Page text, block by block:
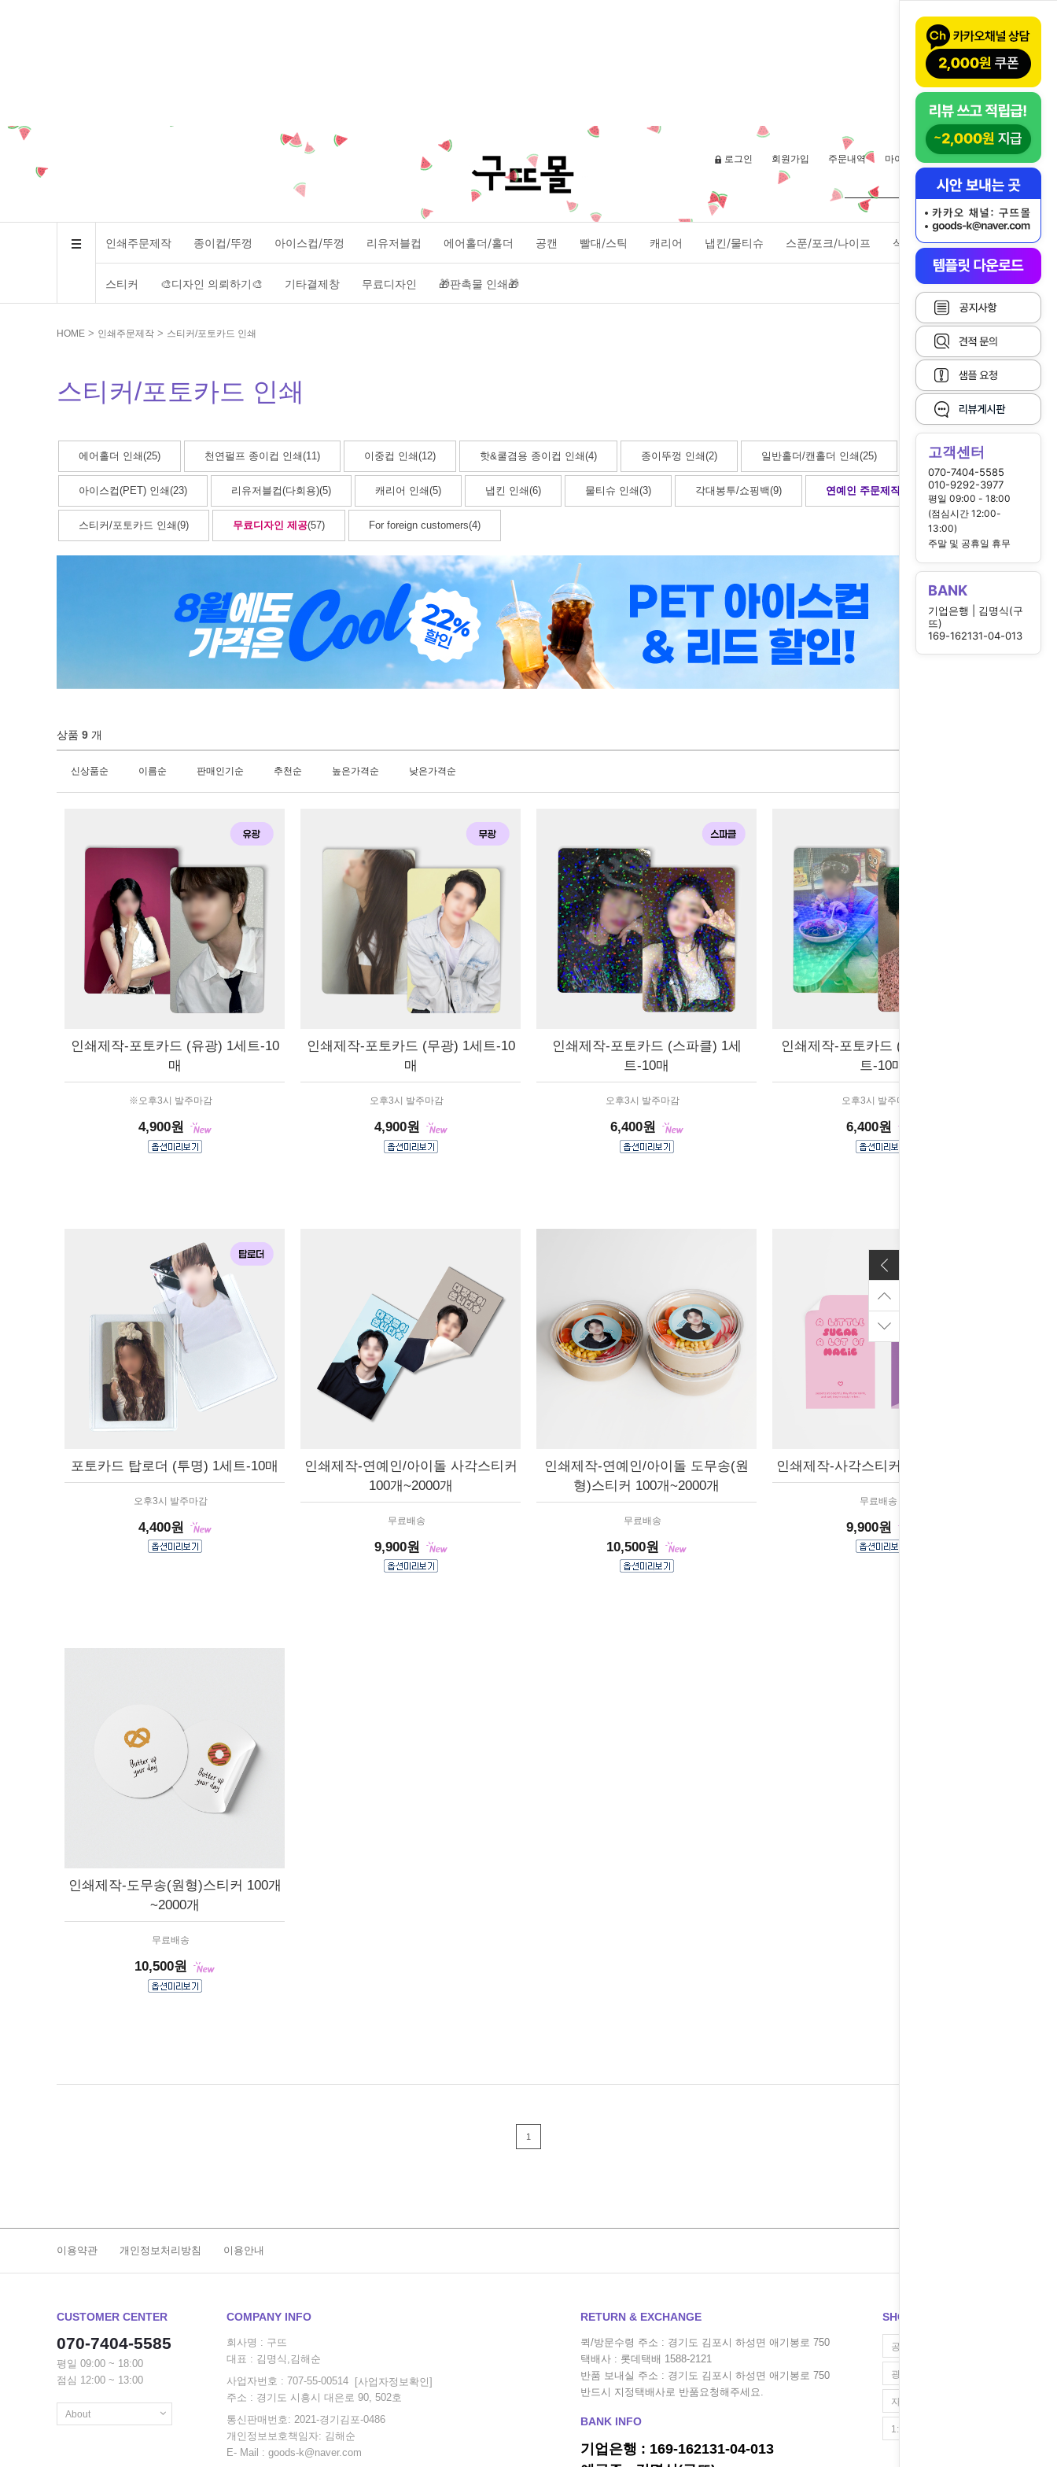
고객센터
070-7404-5585
010-9292-3977
평일 09:00 - 18:00
(점심시간 12:00-
13:00)
주말 및 공휴일 휴무
BANK
기업은행 | 김명식(구
뜨)
169-162131-04-013
로그인 회원가입 주문내역 마이페이지
인쇄주문제작 종이컵/뚜껑 아이스컵/뚜껑 리유저블컵 에어홀더/홀더 공캔 빨대/스틱 캐리어 냅킨/물티슈 스푼/포크/나이프 식품포장용기
스티커 🎨디자인 의뢰하기🎨 기타결제창 무료디자인 🎁판촉물 인쇄🎁
HOME > 인쇄주문제작 > 스티커/포토카드 인쇄
스티커/포토카드 인쇄
에어홀더 인쇄(25) 천연펄프 종이컵 인쇄(11) 이중컵 인쇄(12) 핫&쿨겸용 종이컵 인쇄(4) 종이뚜껑 인쇄(2) 일반홀더/캔홀더 인쇄(25)
아이스컵(PET) 인쇄(23) 리유저블컵(다회용)(5) 캐리어 인쇄(5) 냅킨 인쇄(6) 물티슈 인쇄(3) 각대봉투/쇼핑백(9) 연예인 주문제작
스티커/포토카드 인쇄(9) 무료디자인 제공(57) For foreign customers(4)
상품 9 개
신상품순 이름순 판매인기순 추천순 높은가격순 낮은가격순
인쇄제작-포토카드 (유광) 1세트-10
매
※오후3시 발주마감
4,900원
인쇄제작-포토카드 (무광) 1세트-10
매
오후3시 발주마감
4,900원
인쇄제작-포토카드 (스파클) 1세
트-10매
오후3시 발주마감
6,400원
인쇄제작-포토카드 (레인보우) 1세
트-10매
오후3시 발주마감
6,400원
포토카드 탑로더 (투명) 1세트-10매
오후3시 발주마감
4,400원
인쇄제작-연예인/아이돌 사각스티커
100개~2000개
무료배송
9,900원
인쇄제작-연예인/아이돌 도무송(원
형)스티커 100개~2000개
무료배송
10,500원
인쇄제작-사각스티커 100개~2000개
무료배송
9,900원
인쇄제작-도무송(원형)스티커 100개
~2000개
무료배송
10,500원
1
이용약관 개인정보처리방침 이용안내
CUSTOMER CENTER
070-7404-5585
평일 09:00 ~ 18:00
점심 12:00 ~ 13:00
About
COMPANY INFO
회사명 : 구뜨
대표 : 김명식,김해순
사업자번호 : 707-55-00514 [사업자정보확인]
주소 : 경기도 시흥시 대은로 90, 502호
통신판매번호: 2021-경기김포-0486
개인정보보호책임자: 김해순
E- Mail : goods-k@naver.com
RETURN & EXCHANGE
퀵/방문수령 주소 : 경기도 김포시 하성면 애기봉로 750
택배사 : 롯데택배 1588-2121
반품 보내실 주소 : 경기도 김포시 하성면 애기봉로 750
반드시 지정택배사로 반품요청해주세요.
BANK INFO
기업은행 : 169-162131-04-013
SHOP MENU
공지사항
광고·제휴 문의
자주 묻는 질문
1:1문의